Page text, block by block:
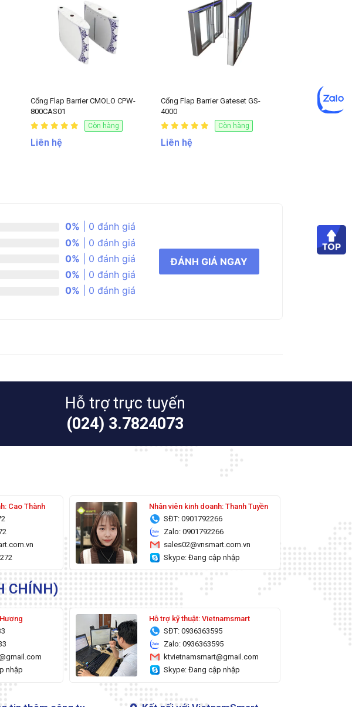
Cổng Flap Barrier CMOLO CPW-
800CAS01
Còn hàng
Liên hệ
Cổng Flap Barrier Gateset GS-
4000
Còn hàng
Liên hệ
0% | 0 đánh giá
0% | 0 đánh giá
0% | 0 đánh giá
0% | 0 đánh giá
0% | 0 đánh giá
ĐÁNH GIÁ NGAY
Hỗ trợ trực tuyến
(024) 3.7824073
Cao Thành
Nhân viên kinh doanh: Thanh Tuyền
SĐT: 0901792266
Zalo: 0901792266
sales02@vnsmart.com.vn
Skype: Đang cập nhập
CHÍNH)
nhập
Hỗ trợ kỹ thuật: Vietnamsmart
SĐT: 0936363595
Zalo: 0936363595
ktvietnamsmart@gmail.com
Skype: Đang cập nhập